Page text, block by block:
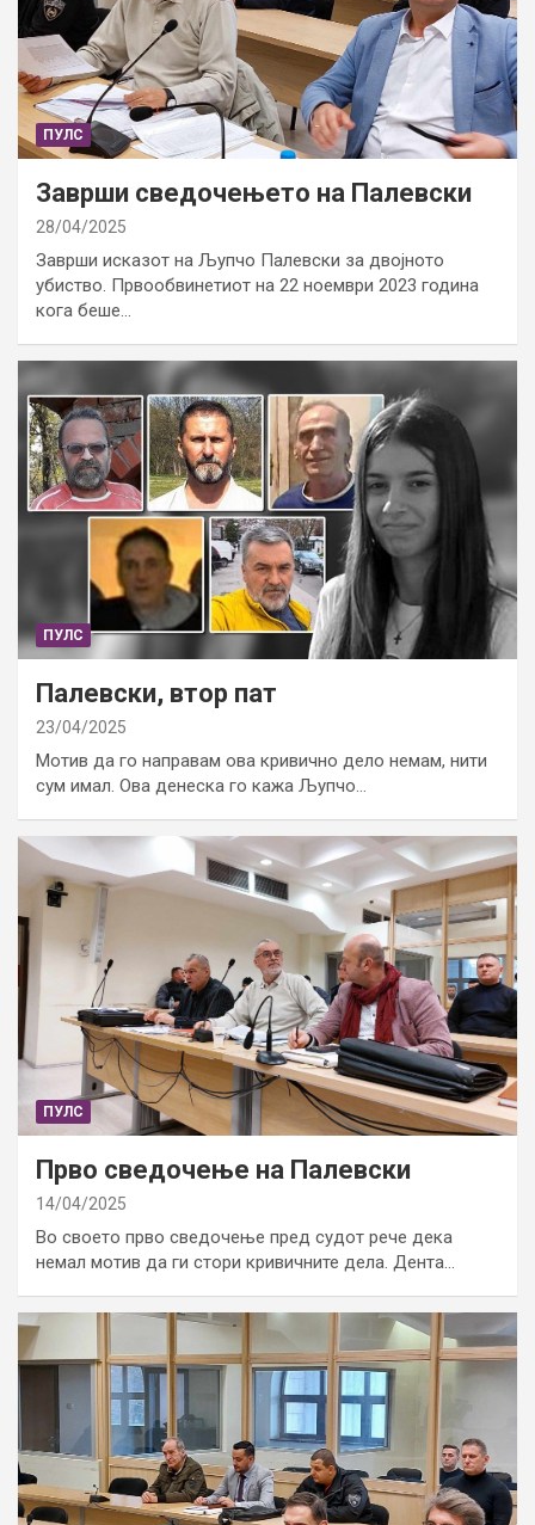
ПУЛС
Заврши сведочењето на Палевски
28/04/2025
Заврши исказот на Љупчо Палевски за двојното
убиство. Првообвинетиот на 22 ноември 2023 година
кога беше…
ПУЛС
Палевски, втор пат
23/04/2025
Мотив да го направам ова кривично дело немам, нити
сум имал. Ова денеска го кажа Љупчо…
ПУЛС
Прво сведочење на Палевски
14/04/2025
Во своето прво сведочење пред судот рече дека
немал мотив да ги стори кривичните дела. Дента…